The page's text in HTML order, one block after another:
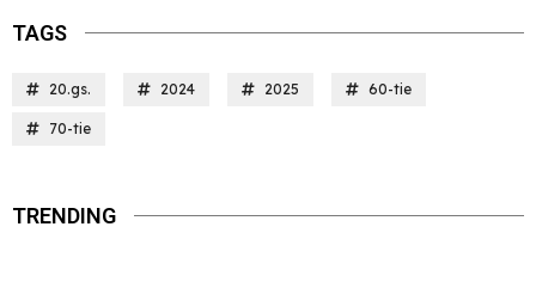
TAGS
20.gs. 2024 2025 60-tie
70-tie
TRENDING